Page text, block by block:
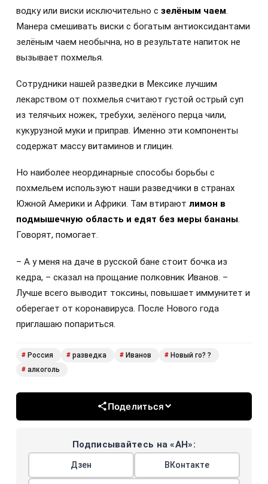
водку или виски исключительно с зелёным чаем.
Манера смешивать виски с богатым антиоксидантами
зелёным чаем необычна, но в результате напиток не
вызывает похмелья.
Сотрудники нашей разведки в Мексике лучшим
лекарством от похмелья считают густой острый суп
из телячьих ножек, требухи, зелёного перца чили,
кукурузной муки и приправ. Именно эти компоненты
содержат массу витаминов и глицин.
Но наиболее неординарные способы борьбы с
похмельем используют наши разведчики в странах
Южной Америки и Африки. Там втирают лимон в
подмышечную область и едят без меры бананы.
Говорят, помогает.
– А у меня на даче в русской бане стоит бочка из
кедра, – сказал на прощание полковник Иванов. –
Лучше всего выводит токсины, повышает иммунитет и
оберегает от коронавируса. После Нового года
приглашаю попариться.
# Россия # разведка # Иванов # Новый го? ?
# алкоголь
Поделиться
Подписывайтесь на «АН»:
Дзен ВКонтакте